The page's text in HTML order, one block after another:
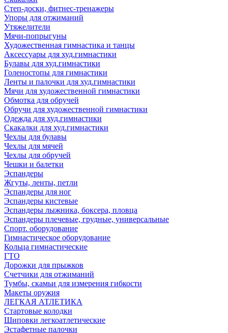
Степ-доски, фитнес-тренажеры
Упоры для отжиманий
Утяжелители
Мячи-попрыгуны
Художественная гимнастика и танцы
Аксессуары для худ.гимнастики
Булавы для худ.гимнастики
Голеностопы для гимнастики
Ленты и палочки для худ.гимнастики
Мячи для художественной гимнастики
Обмотка для обручей
Обручи для художественной гимнастики
Одежда для худ.гимнастики
Скакалки для худ.гимнастики
Чехлы для булавы
Чехлы для мячей
Чехлы для обручей
Чешки и балетки
Эспандеры
Жгуты, ленты, петли
Эспандеры для ног
Эспандеры кистевые
Эспандеры лыжника, боксера, пловца
Эспандеры плечевые, грудные, универсальные
Спорт. оборудование
Гимнастическое оборудование
Кольца гимнастические
ГТО
Дорожки для прыжков
Счетчики для отжиманий
Тумбы, скамьи для измерения гибкости
Макеты оружия
ЛЕГКАЯ АТЛЕТИКА
Стартовые колодки
Шиповки легкоатлетические
Эстафетные палочки